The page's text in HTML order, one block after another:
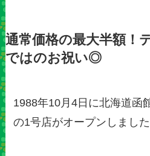
通常価格の最大半額！
ではのお祝い◎
1988年10月4日に北海道函
の1号店がオープンしました